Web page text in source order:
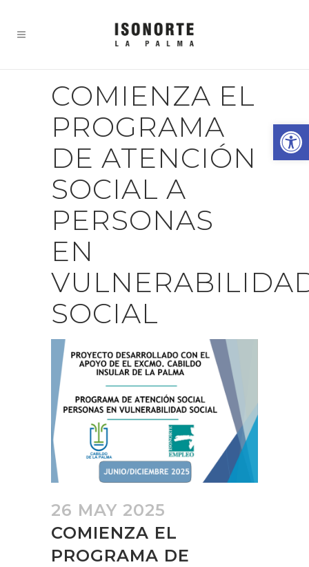
COMIENZA EL
PROGRAMA
DE ATENCIÓN
SOCIAL A
PERSONAS
EN
SOCIAL
26 MAY 2025
COMIENZA EL
PROGRAMA DE